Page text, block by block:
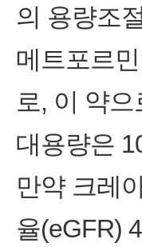
의 용량조
메트포르
로, 이 약
대용량은
만약 크레
율(eGFR)